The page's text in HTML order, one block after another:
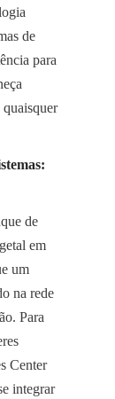
de
para
quaisquer
de
em
um
na rede
Para
Center
integrar